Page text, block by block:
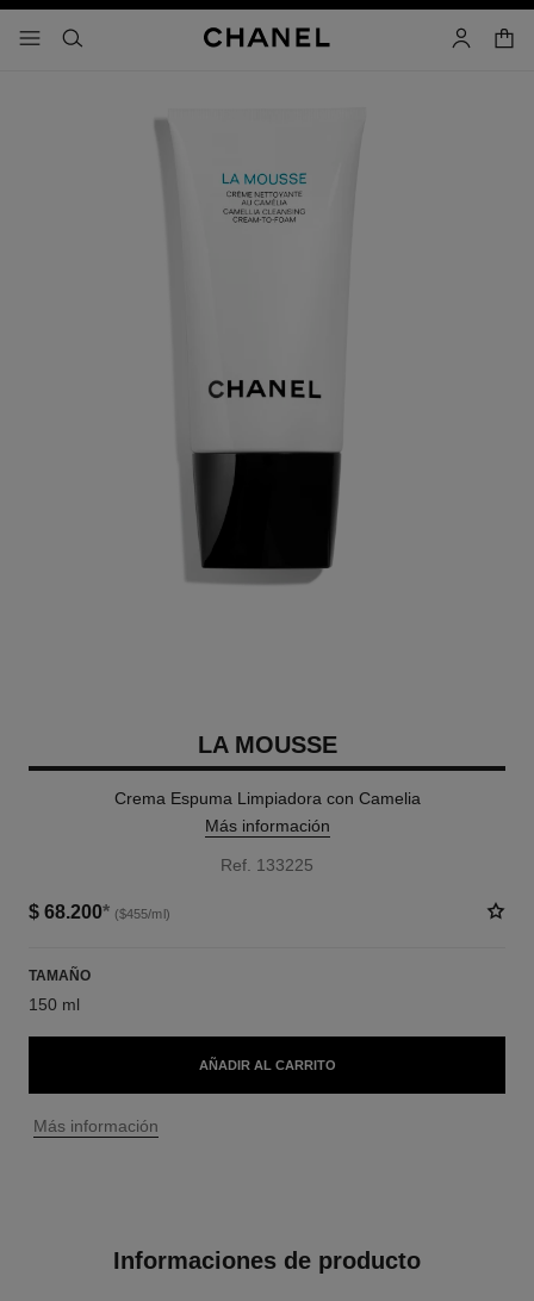
- navegación principal
buscar cuenta
LA MOUSSE
Crema Espuma Limpiadora con Camelia
Más información
Ref. 133225
$ 68.200* ($455/ml)
TAMAÑO
150 ml
AÑADIR AL CARRITO
↩
Más información
Informaciones de producto